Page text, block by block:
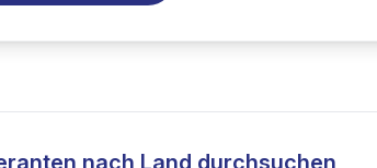
nach Land durchsuchen